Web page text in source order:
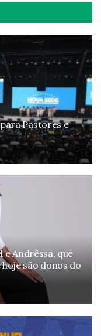
Pastores e
e Andrêssa, que
são donos do